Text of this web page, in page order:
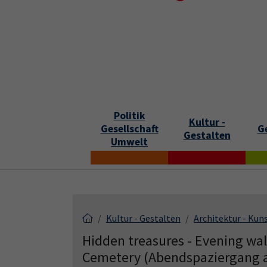
Politik
Gesellschaft
Umwelt
Kultur -
Gestalten
Kultur - Gestalten Architektur -
Hidden treasures - Evening
Cemetery